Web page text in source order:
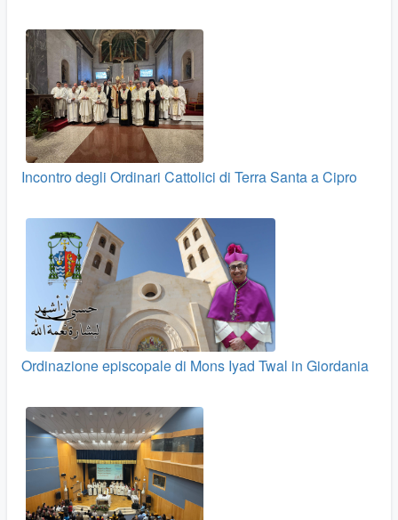
Incontro degli Ordinari Cattolici di Terra Santa a Cipro
Ordinazione episcopale di Mons Iyad Twal in Giordania